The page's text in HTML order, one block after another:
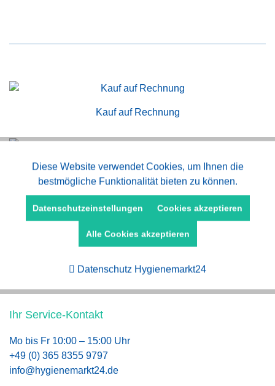
Kauf auf Rechnung
Schneller Versand
Ihr Service-Kontakt
Mo bis Fr 10:00 – 15:00 Uhr
+49 (0) 365 8355 9797
info@hygienemarkt24.de
Funktionale Aktiv
Marketing Aktiv
Diese Website verwendet Cookies, um Ihnen die
bestmögliche Funktionalität bieten zu können.
Datenschutzeinstellungen Cookies akzeptieren
Alle Cookies akzeptieren
Datenschutz Hygienemarkt24